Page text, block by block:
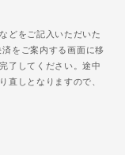
どをご記入いただいた
をご案内する画面に移
了してください。途中
直しとなりますので、